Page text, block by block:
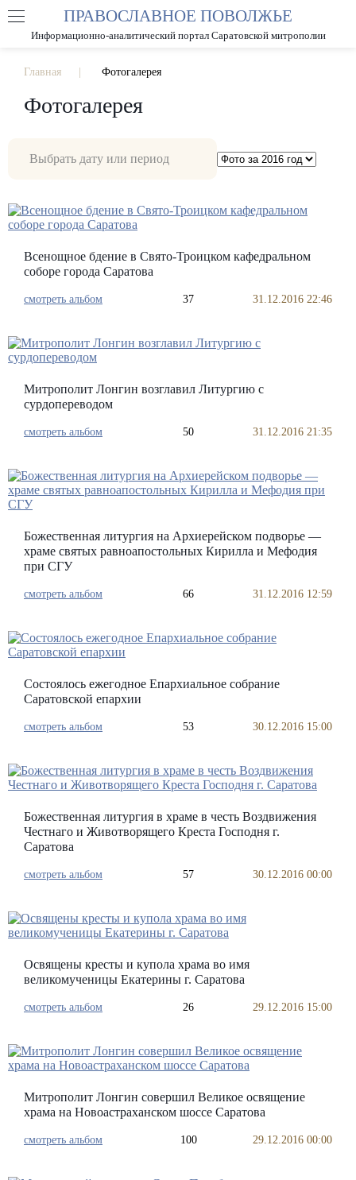
РАЗМЕР ШРИФТА А А
ПРАВОСЛАВНОЕ ПОВОЛЖЬЕ
Информационно-аналитический портал Саратовской митрополии
Главная Фотогалерея
Фотогалерея
Всенощное бдение в Свято-Троицком кафедральном
соборе города Саратова
смотреть альбом 37 31.12.2016 22:46
Митрополит Лонгин возглавил Литургию с
сурдопереводом
смотреть альбом 50 31.12.2016 21:35
Божественная литургия на Архиерейском подворье —
храме святых равноапостольных Кирилла и Мефодия
при СГУ
смотреть альбом 66 31.12.2016 12:59
Состоялось ежегодное Епархиальное собрание
Саратовской епархии
смотреть альбом 53 30.12.2016 15:00
Божественная литургия в храме в честь Воздвижения
Честнаго и Животворящего Креста Господня г.
Саратова
смотреть альбом 57 30.12.2016 00:00
Освящены кресты и купола храма во имя
великомученицы Екатерины г. Саратова
смотреть альбом 26 29.12.2016 15:00
Митрополит Лонгин совершил Великое освящение
храма на Новоастраханском шоссе Саратова
смотреть альбом 100 29.12.2016 00:00